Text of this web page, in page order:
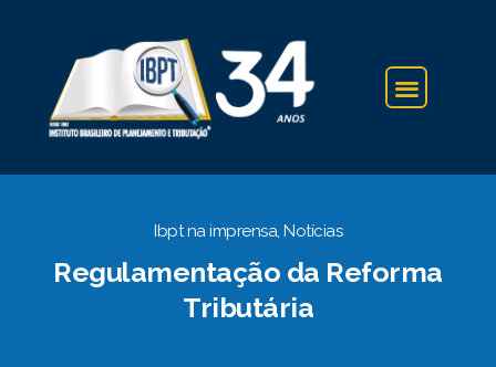
Ibpt na imprensa, Notícias
Regulamentação da Reforma
Tributária